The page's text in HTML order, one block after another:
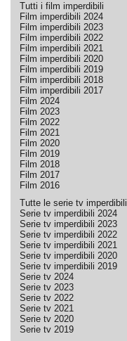
Tutti i film imperdibili
Film imperdibili 2024
Film imperdibili 2023
Film imperdibili 2022
Film imperdibili 2021
Film imperdibili 2020
Film imperdibili 2019
Film imperdibili 2018
Film imperdibili 2017
Film 2024
Film 2023
Film 2022
Film 2021
Film 2020
Film 2019
Film 2018
Film 2017
Film 2016
Tutte le serie tv imperdibili
Serie tv imperdibili 2024
Serie tv imperdibili 2023
Serie tv imperdibili 2022
Serie tv imperdibili 2021
Serie tv imperdibili 2020
Serie tv imperdibili 2019
Serie tv 2024
Serie tv 2023
Serie tv 2022
Serie tv 2021
Serie tv 2020
Serie tv 2019